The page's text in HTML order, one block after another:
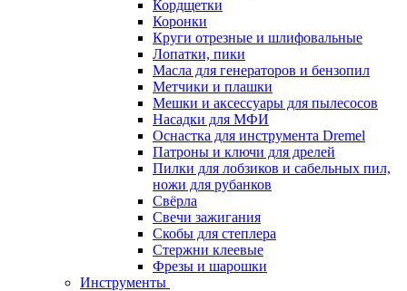
Кордщетки
Коронки
Круги отрезные и шлифовальные
Лопатки, пики
Масла для генераторов и бензопил
Метчики и плашки
Мешки и аксессуары для пылесосов
Насадки для МФИ
Оснастка для инструмента Dremel
Патроны и ключи для дрелей
Пилки для лобзиков и сабельных пил,
ножи для рубанков
Свёрла
Свечи зажигания
Скобы для степлера
Стержни клеевые
Фрезы и шарошки
Инструменты